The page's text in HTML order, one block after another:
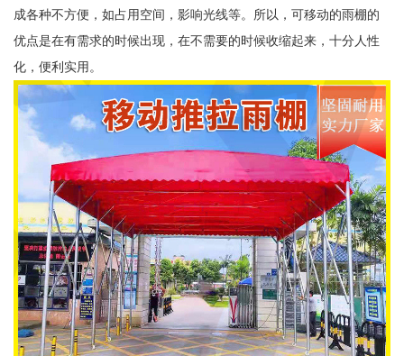
成各种不方便，如占用空间，影响光线等。所以，可移动的雨棚的
优点是在有需求的时候出现，在不需要的时候收缩起来，十分人性
化，便利实用。